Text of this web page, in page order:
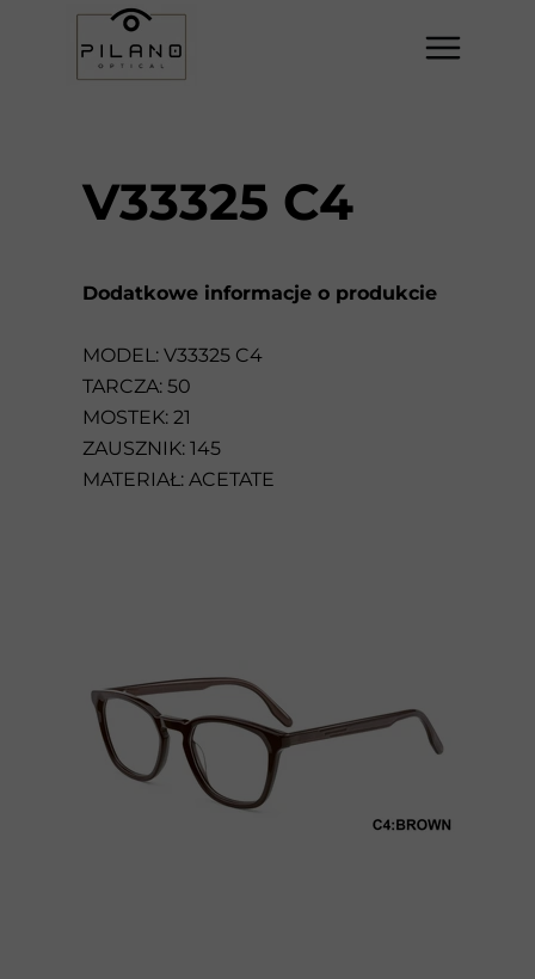
Dodatkowe informacje o produkcie
MODEL: V33325 C4
TARCZA: 50
MOSTEK: 21
ZAUSZNIK: 145
MATERIAŁ: ACETATE
V33325 C4